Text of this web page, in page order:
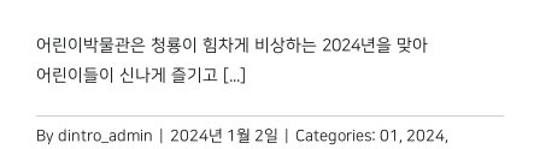
어린이박물관은 청룡이 힘차게 비상하는 2024년을 맞아
어린이들이 신나게 즐기고 [...]
By dintro_admin 2024년 1월 2일 Categories: 01 , 2024,